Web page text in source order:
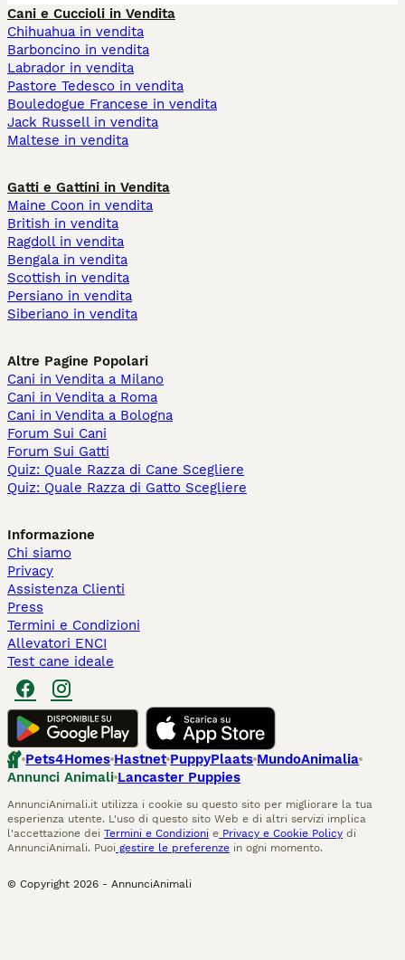
Cani e Cuccioli in Vendita
Chihuahua in vendita
Barboncino in vendita
Labrador in vendita
Pastore Tedesco in vendita
Bouledogue Francese in vendita
Jack Russell in vendita
Maltese in vendita
Gatti e Gattini in Vendita
Maine Coon in vendita
British in vendita
Ragdoll in vendita
Bengala in vendita
Scottish in vendita
Persiano in vendita
Siberiano in vendita
Altre Pagine Popolari
Cani in Vendita a Milano
Cani in Vendita a Roma
Cani in Vendita a Bologna
Forum Sui Cani
Forum Sui Gatti
Quiz: Quale Razza di Cane Scegliere
Quiz: Quale Razza di Gatto Scegliere
Informazione
Chi siamo
Privacy
Assistenza Clienti
Press
Termini e Condizioni
Allevatori ENCI
Test cane ideale
Pets4Homes Hastnet PuppyPlaats MundoAnimalia
Annunci Animali Lancaster Puppies
AnnunciAnimali.it utilizza i cookie su questo sito per migliorare la tua
esperienza utente. L'uso di questo sito Web e di altri servizi implica
l'accettazione dei Termini e Condizioni e Privacy e Cookie Policy di
AnnunciAnimali. Puoi gestire le preferenze in ogni momento.
© Copyright 2026 - AnnunciAnimali